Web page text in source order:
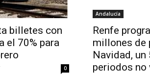
billetes con
el 70% para
0
Andalucía
Renfe
millones de
Navidad, un
periodos no